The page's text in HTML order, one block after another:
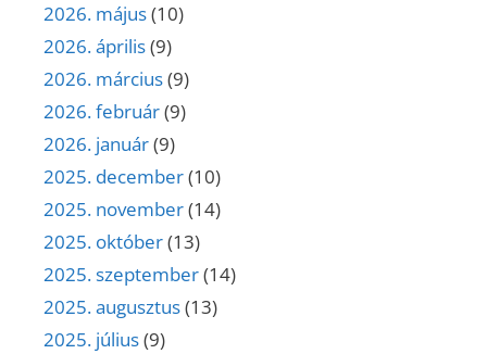
2026. május(10)
2026. április(9)
2026. március(9)
2026. február(9)
2026. január(9)
2025. december(10)
2025. november(14)
2025. október(13)
2025. szeptember(14)
2025. augusztus(13)
2025. július(9)